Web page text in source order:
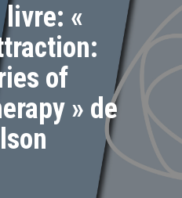
livre: «
of
» de